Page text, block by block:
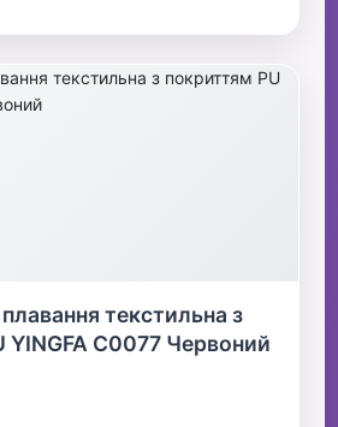
текстильна з
YINGFA C0077 Червоний